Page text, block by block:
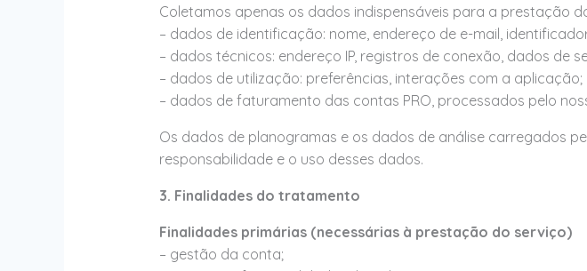
Coletamos apenas os dados indispensáveis para a prestação
– dados de identificação: nome, endereço de e-mail,
– dados técnicos: endereço IP, registros de conexão, dados de
– dados de utilização: preferências, interações com a aplicação;
– dados de faturamento das contas PRO, processados pelo
Os dados de planogramas e os dados de análise carregados
responsabilidade e o uso desses dados.
3. Finalidades do tratamento
Finalidades primárias (necessárias à prestação do serviço)
– gestão da conta;